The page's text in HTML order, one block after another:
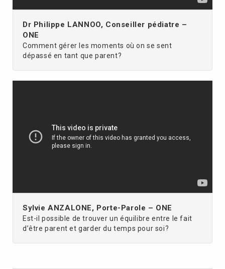
Dr Philippe LANNOO, Conseiller pédiatre –
ONE
Comment gérer les moments où on se sent
dépassé en tant que parent?
Sylvie ANZALONE, Porte-Parole – ONE
Est-il possible de trouver un équilibre entre le fait
d’être parent et garder du temps pour soi?